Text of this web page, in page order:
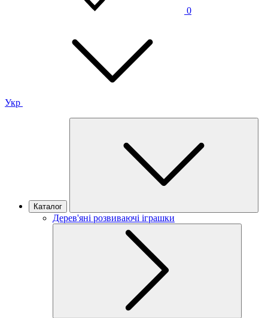
0
Укр
Каталог
Дерев'яні розвиваючі іграшки